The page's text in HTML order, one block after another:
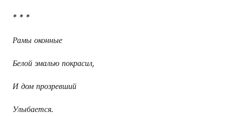
* * *
Рамы оконные
Белой эмалью покрасил,
И дом прозревший
Улыбается.